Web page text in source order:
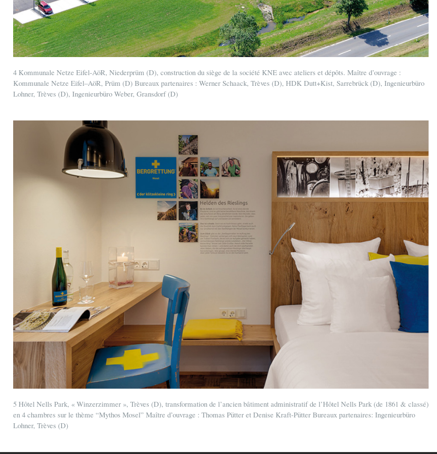
4 Kommunale Netze Eifel-AöR, Niederprüm (D), construction du siège de la société KNE avec ateliers et dépôts. Maître d’ouvrage :
Kommunale Netze Eifel–AöR, Prüm (D) Bureaux partenaires : Werner Schaack, Trèves (D), HDK Dutt+Kist, Sarrebrück (D), Ingenieurbüro
Lohner, Trèves (D), Ingenieurbüro Weber, Gransdorf (D)
5 Hôtel Nells Park, « Winzerzimmer », Trèves (D), transformation de l’ancien bâtiment administratif de l’Hôtel Nells Park (de 1861 & classé)
en 4 chambres sur le thème “Mythos Mosel” Maître d’ouvrage : Thomas Pütter et Denise Kraft-Pütter Bureaux partenaires: Ingenieurbüro
Lohner, Trèves (D)